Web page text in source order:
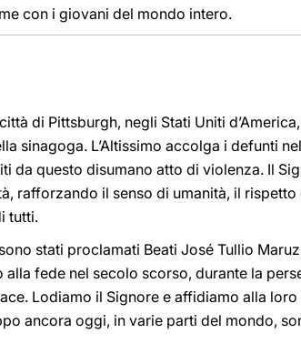
con i giovani del mondo intero.
di Pittsburgh, negli Stati Uniti
sinagoga. L’Altissimo accolga i defunti
da questo disumano atto di violenza. Il
rafforzando il senso di umanità, il
tutti.
stati proclamati Beati José Tullio
fede nel secolo scorso, durante la
Lodiamo il Signore e affidiamo alla
ancora oggi, in varie parti del mondo,